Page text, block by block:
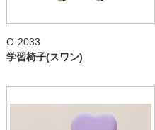
O-2033
学習椅子(スワン)